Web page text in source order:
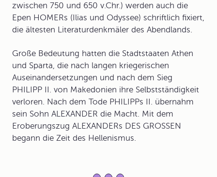
zwischen 750 und 650 v.Chr.) werden auch die
Epen HOMERs (Ilias und Odyssee) schriftlich fixiert,
die ältesten Literaturdenkmäler des Abendlands.
Große Bedeutung hatten die Stadtstaaten Athen
und Sparta, die nach langen kriegerischen
Auseinandersetzungen und nach dem Sieg
PHILIPP II. von Makedonien ihre Selbstständigkeit
verloren. Nach dem Tode PHILIPPs II. übernahm
sein Sohn ALEXANDER die Macht. Mit dem
Eroberungszug ALEXANDERs DES GROSSEN
begann die Zeit des Hellenismus.